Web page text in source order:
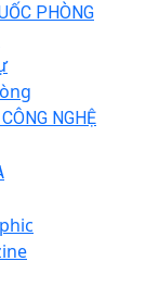
PHÒNG
NGHỆ